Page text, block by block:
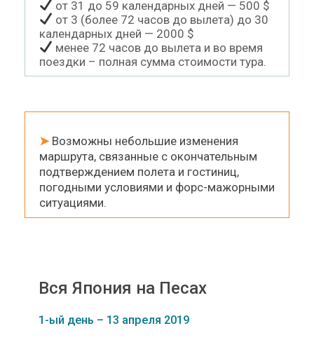
от 31 до 59 календарных дней — 500 $
от 3 (более 72 часов до вылета) до 30
календарных дней — 2000 $
менее 72 часов до вылета и во время
поездки – полная сумма стоимости тура.
➤Возможны небольшие изменения
маршрута, связанные с окончательным
подтверждением полета и гостиниц,
погодными условиями и форс-мажорными
ситуациями.
Вся Япония на Песах
1-ый день – 13 апреля 2019